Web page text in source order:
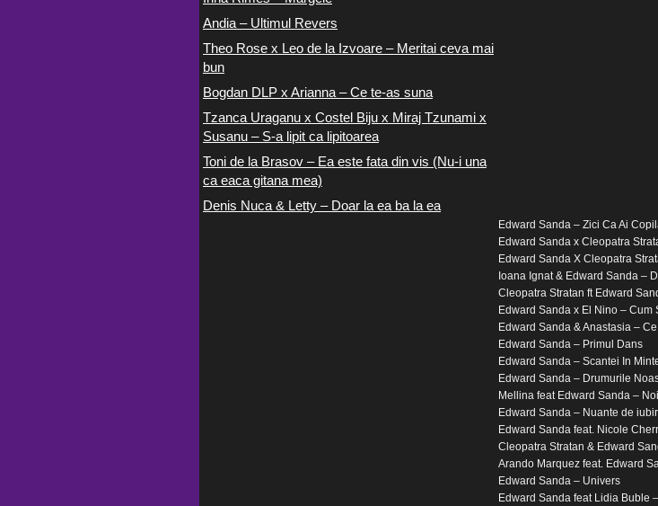
Edward Sanda – Zici Ca Ai
Edward Sanda x Cleopatra
Edward Sanda X Cleopatra
Ioana Ignat & Edward Sanda –
Cleopatra Stratan ft Edward
Edward Sanda x El Nino – Cum
Edward Sanda & Anastasia –
Edward Sanda – Primul Dans
Edward Sanda – Scantei In
Edward Sanda – Drumurile
Mellina feat Edward Sanda –
Edward Sanda – Nuante de
Edward Sanda feat. Nicole
Cleopatra Stratan & Edward
Arando Marquez feat. Edward
Edward Sanda – Univers
Edward Sanda feat Lidia Buble
Andia – Ultimul Revers
Theo Rose x Leo de la Izvoare – Meritai ceva mai
bun
Bogdan DLP x Arianna – Ce te-as suna
Tzanca Uraganu x Costel Biju x Miraj Tzunami x
Susanu – S-a lipit ca lipitoarea
Toni de la Brasov – Ea este fata din vis (Nu-i una
ca eaca gitana mea)
Denis Nuca & Letty – Doar la ea ba la ea